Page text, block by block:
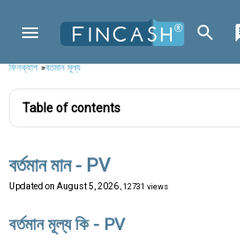
ফিনক্যাশ»বর্তমান মূল্য
Table of contents
বর্তমান মান - PV
Updated on August 5, 2026 , 12731 views
বর্তমান মূল্য কি - PV